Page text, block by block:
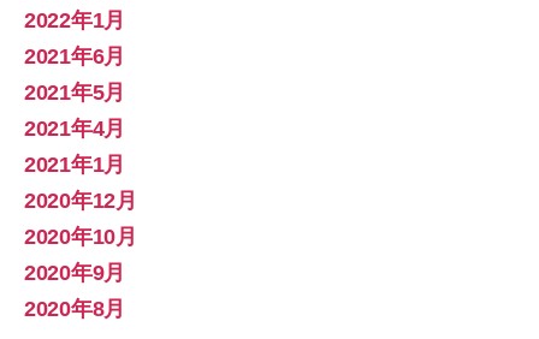
2022年1月
2021年6月
2021年5月
2021年4月
2021年1月
2020年12月
2020年10月
2020年9月
2020年8月